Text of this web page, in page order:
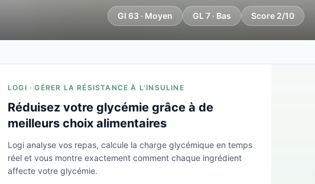
GI 63 · Moyen GL 7 · Bas Score 2/10
LOGI · GÉRER LA RÉSISTANCE À L'INSULINE
Réduisez votre glycémie grâce à de
meilleurs choix alimentaires
Logi analyse vos repas, calcule la charge glycémique en temps
réel et vous montre exactement comment chaque ingrédient
affecte votre glycémie.